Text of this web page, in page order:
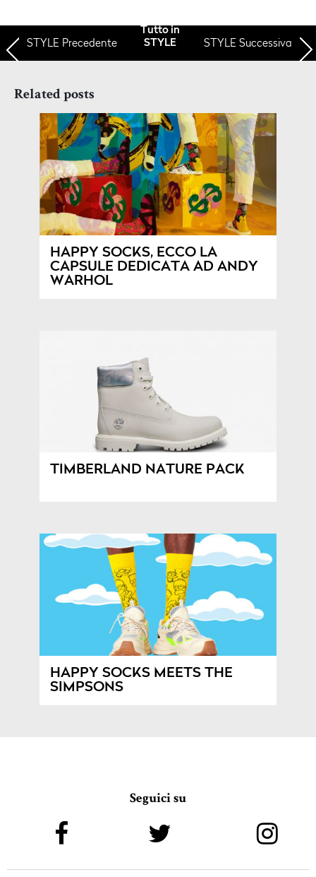
STYLE Precedente
Tutto in
STYLE
STYLE Successiva
Related posts
HAPPY SOCKS, ECCO LA
CAPSULE DEDICATA AD ANDY
WARHOL
TIMBERLAND NATURE PACK
HAPPY SOCKS MEETS THE
SIMPSONS
Seguici su